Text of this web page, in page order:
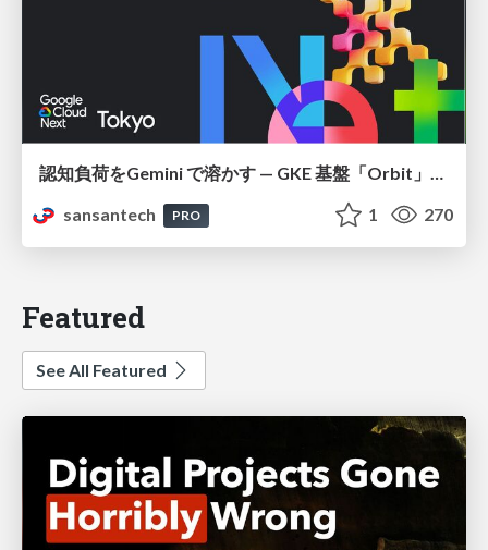
認知負荷をGemini で溶かす — GKE 基盤「Orbit」における AI エージェントの実践
sansantech
PRO 1 270
Featured
See All Featured